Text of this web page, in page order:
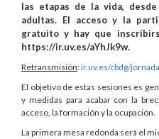
las etapas de la vida,
adultas. El acceso y la
gratuito y hay que
https://ir.uv.es/aYhJk9w.
Retransmisión:ir.uv.es/cbdg/
El objetivo de estas sesiones es
y medidas para acabar con la
acceso, la formación y la ocupación.
La primera mesa redonda será el